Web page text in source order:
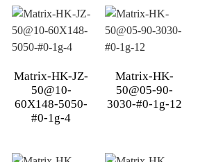
Matrix-HK-JZ-
50@10-
60X148-5050-
#0-1g-4
Matrix-HK-
50@05-90-
3030-#0-1g-12